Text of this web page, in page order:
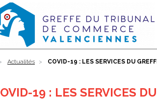
Actualités COVID-19 : LES SERVICES DU
19 : LES SERVICES